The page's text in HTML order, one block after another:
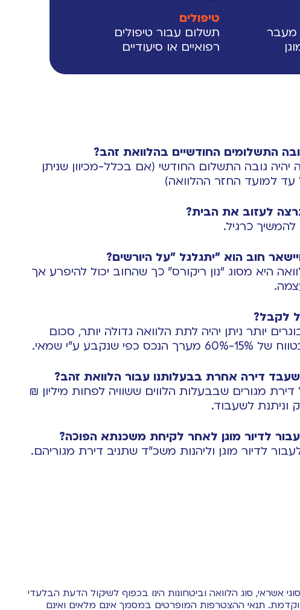
מעבר
טיפולים
תשלום עבור טיפולים
רפואיים או סיעודיים
התשלומים החודשיים בהלוואת זהב?
יהיה גובה התשלום החודשי (אם בכלל-מכיוון שניתן
למועד החזר ההלוואה)
לעזוב את הבית?
כרגיל.
חוב הוא "יתגלגל "על היורשים?
היא מסוג “נון ריקורס” כך שהחוב יכול להיפרע אך
לקבל?
יותר ניתן יהיה לתת הלוואה גדולה יותר, סכום
כפי שנקבע ע”י שמאי.
דירה אחרת בבעלותנו עבור הלוואת זהב?
מגורים שבבעלות הלווים ששוויה לפחות מיליון ₪
וניתנת לשעבוד.
לדיור מוגן לאחר לקיחת משכנתא הפוכה?
לעבור לדיור מוגן וליהנות משכ”ד שתניב דירת מגוריהם.
סוג הלוואה וביטחונות הינו בכפוף לשיקול הדעת הבלעדי
תנאי ההצטרפות המופרטים במסמך אינם מלאים ואינם